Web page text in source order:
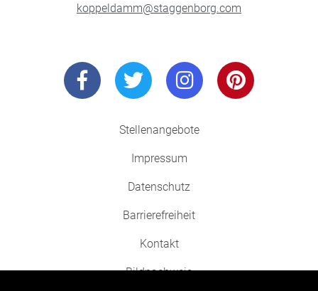
koppeldamm@staggenborg.com
Stellenangebote
Impressum
Datenschutz
Barrierefreiheit
Kontakt
Bildnachweis